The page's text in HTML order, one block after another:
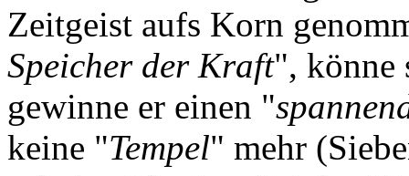
Zeitgeist aufs Korn
Speicher der Kraft", könne
gewinne er einen "
keine "Tempel" mehr